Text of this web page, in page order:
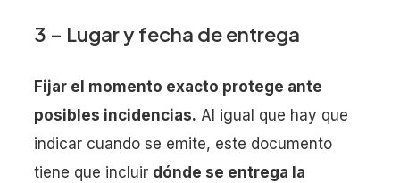
3 – Lugar y fecha de entrega
Fijar el momento exacto protege ante
posibles incidencias. Al igual que hay que
indicar cuando se emite, este documento
tiene que incluir dónde se entrega la